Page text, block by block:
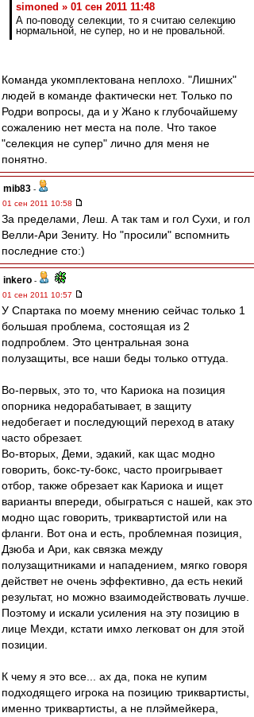
simoned » 01 сен 2011 11:48
А по-поводу селекции, то я считаю селекцию
нормальной, не супер, но и не провальной.
Команда укомплектована неплохо. "Лишних"
людей в команде фактически нет. Только по
Родри вопросы, да и у Жано к глубочайшему
сожалению нет места на поле. Что такое
"селекция не супер" лично для меня не
понятно.
mib83 -
01 сен 2011 10:58
За пределами, Леш. А так там и гол Сухи, и гол
Велли-Ари Зениту. Но "просили" вспомнить
последние сто:)
inkero -
01 сен 2011 10:57
У Спартака по моему мнению сейчас только 1
большая проблема, состоящая из 2
подпроблем. Это центральная зона
полузащиты, все наши беды только оттуда.
Во-первых, это то, что Кариока на позиция
опорника недорабатывает, в защиту
недобегает и последующий переход в атаку
часто обрезает.
Во-вторых, Деми, эдакий, как щас модно
говорить, бокс-ту-бокс, часто проигрывает
отбор, также обрезает как Кариока и ищет
варианты впереди, обыграться с нашей, как это
модно щас говорить, триквартистой или на
фланги. Вот она и есть, проблемная позиция,
Дзюба и Ари, как связка между
полузащитниками и нападением, мягко говоря
действет не очень эффективно, да есть некий
результат, но можно взаимодействовать лучше.
Поэтому и искали усиления на эту позицию в
лице Мехди, кстати имхо легковат он для этой
позиции.
К чему я это все... ах да, пока не купим
подходящего игрока на позицию триквартисты,
именно триквартисты, а не плэймейкера,